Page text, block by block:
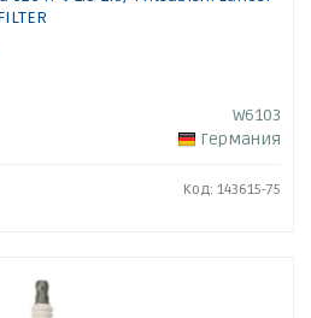
W6103
Германия
Код: 143615-75